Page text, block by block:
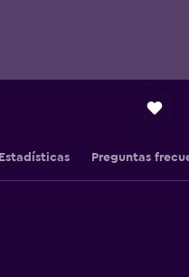
Estadísticas Preguntas